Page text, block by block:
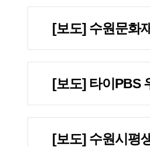
[보도] 수원문화
[보도] 타이PBS
[보도] 수원시평